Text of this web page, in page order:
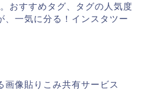
おすすめタグ、タグの人気度
、一気に分る！インスタツー
画像貼りこみ共有サービス